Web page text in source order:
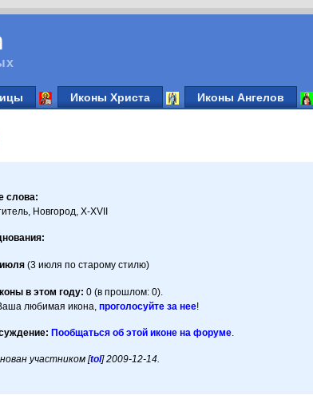
Иконы Христа Иконы Ангелов
слова:
Новгород, X-XVII
(3 июля по старому стилю)
в этом году: 0 (в прошлом: 0).
любимая икона,проголосуйте за нее!
Пообщаться об этой иконе на форуме.
участником [tol] 2009-12-14.